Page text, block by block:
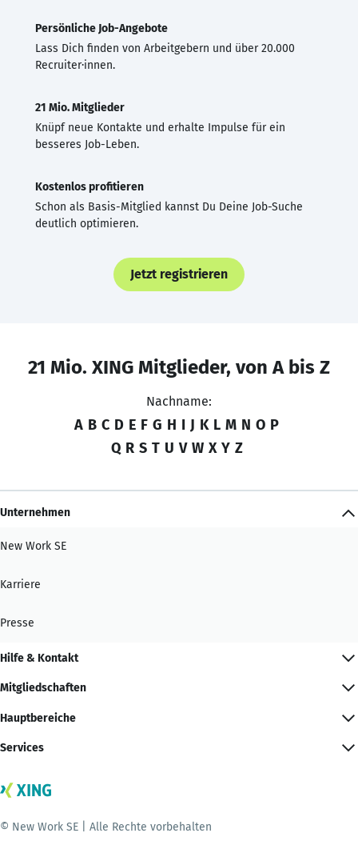
Persönliche Job-Angebote
Lass Dich finden von Arbeitgebern und über 20.000
Recruiter·innen.
21 Mio. Mitglieder
Knüpf neue Kontakte und erhalte Impulse für ein
besseres Job-Leben.
Kostenlos profitieren
Schon als Basis-Mitglied kannst Du Deine Job-Suche
deutlich optimieren.
Jetzt registrieren
21 Mio. XING Mitglieder, von A bis Z
Nachname:
A B C D E F G H I J K L M N O P
Q R S T U V W X Y Z
Unternehmen
New Work SE
Karriere
Presse
Hilfe & Kontakt
Mitgliedschaften
Hauptbereiche
Services
© New Work SE | Alle Rechte vorbehalten